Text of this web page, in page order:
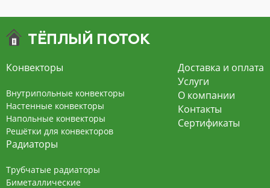
Конвекторы
Внутрипольные конвекторы
Настенные конвекторы
Напольные конвекторы
Решётки для конвекторов
Радиаторы
Трубчатые радиаторы
Биметаллические
Доставка и оплата
Услуги
О компании
Контакты
Сертификаты